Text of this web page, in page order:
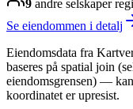
9 andre selskaper
Se eiendommen i detalj
Eiendomsdata fra
baseres på spatial join
eiendomsgrensen) —
koordinatet er upresist.